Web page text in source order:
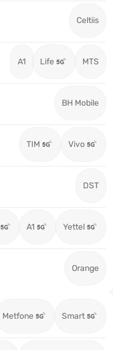
Celtiis
A1 Life MTS
BH Mobile
TIM Vivo
DST
A1 Yettel
Orange
Metfone Smart